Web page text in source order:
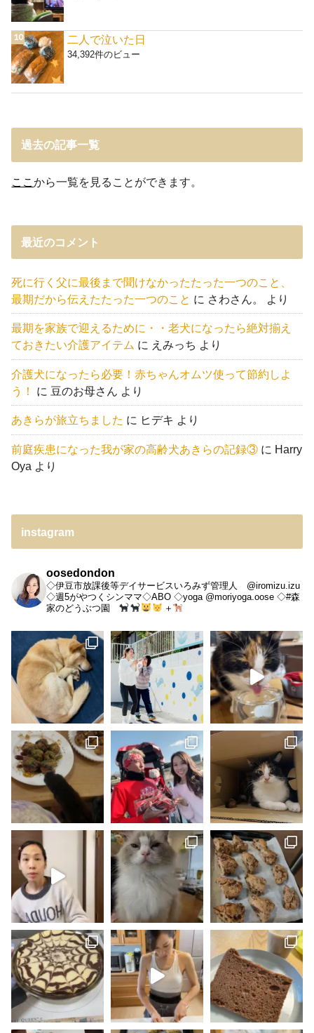
二人で泣いた日
34,392件のビュー
過去の記事一覧
ここから一覧を見ることができます。
最近のコメント
死に行く父に最後まで聞けなかったたった一つのこと、
最期だから伝えたたった一つのこと に さわさん。 より
最期を家族で迎えるために・・老犬になったら絶対揃え
ておきたい介護アイテム に えみっち より
介護犬になったら必要！赤ちゃんオムツ使って節約しよ
う！
に 豆のお母さん より
あきらが旅立ちました に ヒデキ より
前庭疾患になった我が家の高齢犬あきらの記録③ に Harry
Oya より
instagram
oosedondon
◇伊豆市放課後等デイサービスいろみず管理人 @iromizu.izu
◇週5がやつくシンママ◇ABO ◇yoga @moriyoga.oose ◇#森
家のどうぶつ園
＋